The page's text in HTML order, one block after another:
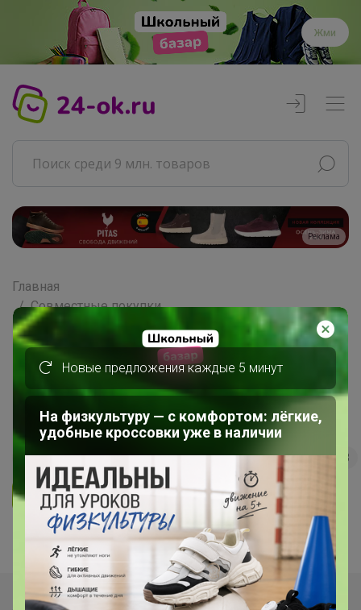
Жми
Реклама
Главная
Совместные покупки
АРХИВ СП
РАЗНОЕ
Сезонные саженцы ❗ Оперативные
выкупы с местного склада (svet)
113 5.0 32K 41.9K 1.6K 3
Ответить
Показаны записи 1-7 из7
Новые предложения каждые 5 минут
На физкультуру — с комфортом: лёгкие,
удобные кроссовки уже в наличии